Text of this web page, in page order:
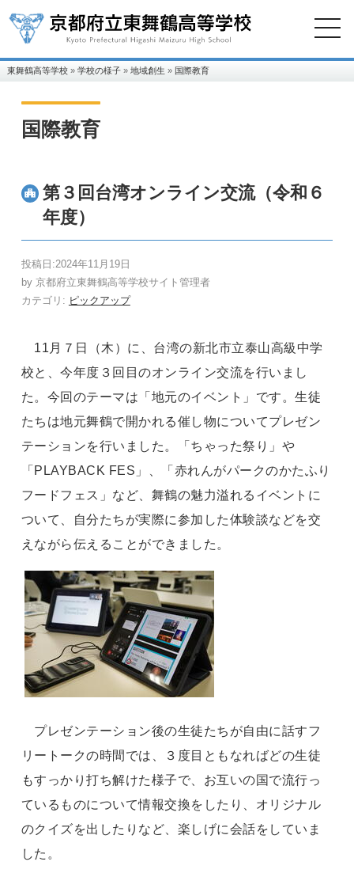
東舞鶴高等学校» 学校の様子» 地域創生 » 国際教育
国際教育
第３回台湾オンライン交流（令和６
年度）
投稿日:2024年11月19日
by 京都府立東舞鶴高等学校サイト管理者
カテゴリ: ピックアップ
11 月７日（木）に、台湾の新北市立泰山高級中学
校と、今年度３回目のオンライン交流を行いまし
た。今回のテーマは「地元のイベント」です。生徒
たちは地元舞鶴で開かれる催し物についてプレゼン
テーションを行いました。「ちゃった祭り」や
「 PLAYBACK FES 」、「赤れんがパークのかたふり
フードフェス」など、舞鶴の魅力溢れるイベントに
ついて、自分たちが実際に参加した体験談などを交
えながら伝えることができました。
プレゼンテーション後の生徒たちが自由に話すフ
リートークの時間では、３度目ともなればどの生徒
もすっかり打ち解けた様子で、お互いの国で流行っ
ているものについて情報交換をしたり、オリジナル
のクイズを出したりなど、楽しげに会話をしていま
した。